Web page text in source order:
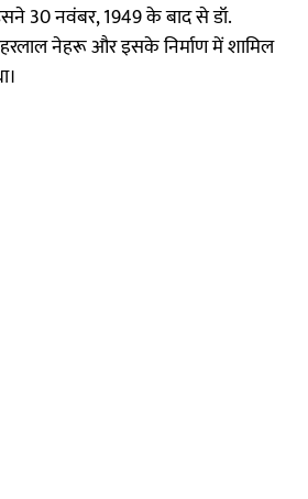
30 नवंबर, 1949 के बाद से डॉ.
नेहरू और इसके निर्माण में शामिल